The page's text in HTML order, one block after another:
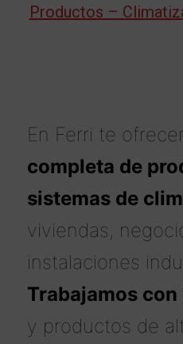
Productos –
En Ferri te
completa de
sistemas de
viviendas,
instalaciones
Trabajamos
y productos de